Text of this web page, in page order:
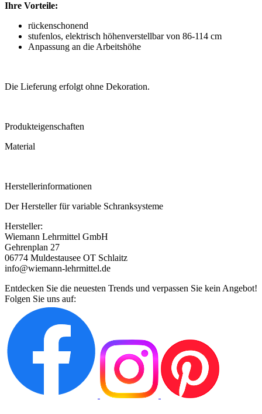
Ihre Vorteile:
rückenschonend
stufenlos, elektrisch höhenverstellbar von 86-114 cm
Anpassung an die Arbeitshöhe
Die Lieferung erfolgt ohne Dekoration.
Produkteigenschaften
Material
Herstellerinformationen
Der Hersteller für variable Schranksysteme
Hersteller:
Wiemann Lehrmittel GmbH
Gehrenplan 27
06774 Muldestausee OT Schlaitz
info@wiemann-lehrmittel.de
Entdecken Sie die neuesten Trends und verpassen Sie kein Angebot!
Folgen Sie uns auf: